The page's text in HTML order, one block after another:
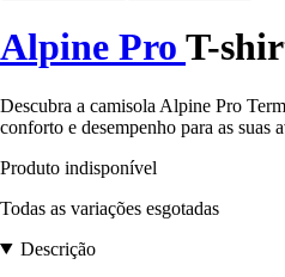
Alpine Pro T-
Descubra a camisola Alpine Pro
conforto e desempenho para as suas
Produto indisponível
Todas as variações esgotadas
Descrição